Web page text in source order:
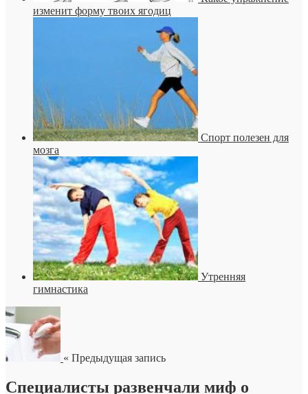
изменит форму твоих ягодиц
Спорт полезен для
мозга
Утренняя
гимнастика
« Предыдущая запись
Специалисты развенчали миф о